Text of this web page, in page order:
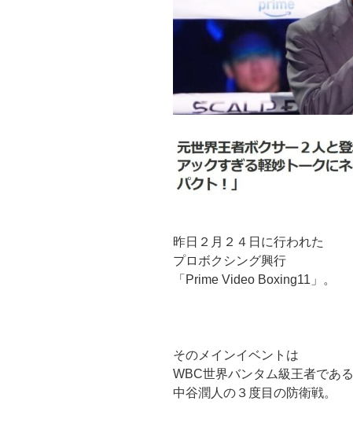
昨日２月２４日に行われた
プロボクシング興行
「Prime Video Boxing11」。
そのメインイベントは
WBC世界バンタム級王者である
中谷潤人の３度目の防衛戦。